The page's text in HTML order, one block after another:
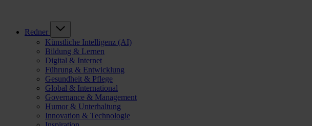
Redner
Künstliche Intelligenz (AI)
Bildung & Lernen
Digital & Internet
Führung & Entwicklung
Gesundheit & Pflege
Global & International
Governance & Management
Humor & Unterhaltung
Innovation & Technologie